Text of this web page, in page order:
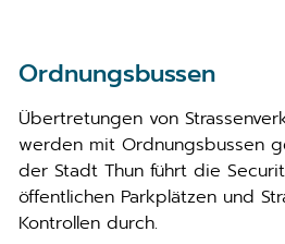
Ordnungsbussen
Übertretungen von
werden mit Ordnungsbussen
der Stadt Thun führt die
öffentlichen Parkplätzen und
Kontrollen durch.